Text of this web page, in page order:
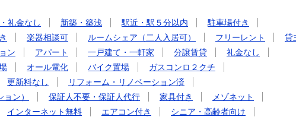
礼金なし 新築・築浅 駅近・駅５分以内
駐車場付き
楽器相談可 ルームシェア（二人入居可） フリーレント
貸
ン アパート 一戸建て・一軒家 分譲賃貸
礼金なし
オール電化 バイク置場
ガスコンロ２クチ
更新料なし
リフォーム・リノベーション済
ン）
保証人不要・保証人代行 家具付き
メゾネット
インターネット無料 エアコン付き
シニア・高齢者向け